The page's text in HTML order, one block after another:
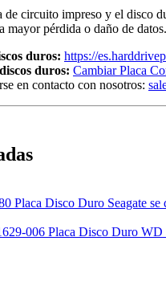
circuito impreso y el disco
mayor pérdida o daño de datos.
duros: https://
duros: Cambiar Placa
en contacto con nosotros:
Placa Disco Duro Seagate se
006 Placa Disco Duro WD